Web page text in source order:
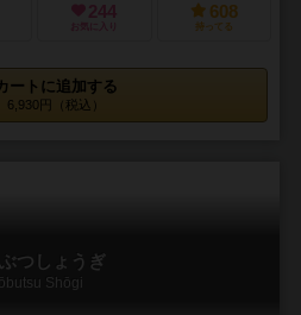
244
お気に入り
608
持ってる
ートに追加する
6,930円（税込）
つしょうぎ
Shōgi